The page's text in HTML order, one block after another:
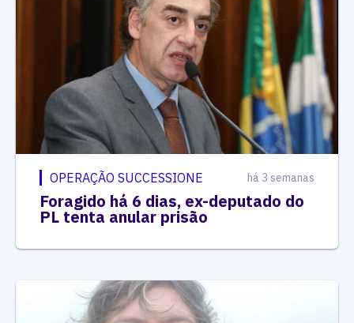
OPERAÇÃO SUCCESSIONE há 3 semanas
Foragido há 6 dias, ex-deputado do
PL tenta anular prisão